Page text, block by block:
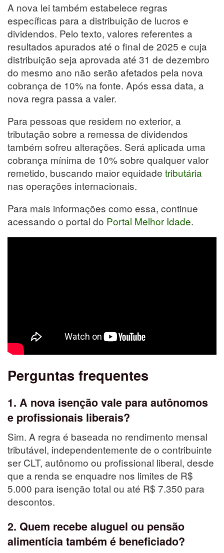
A nova lei também estabelece regras
específicas para a distribuição de lucros e
dividendos. Pelo texto, valores referentes a
resultados apurados até o final de 2025 e cuja
distribuição seja aprovada até 31 de dezembro
do mesmo ano não serão afetados pela nova
cobrança de 10% na fonte. Após essa data, a
nova regra passa a valer.
Para pessoas que residem no exterior, a
tributação sobre a remessa de dividendos
também sofreu alterações. Será aplicada uma
cobrança mínima de 10% sobre qualquer valor
remetido, buscando maior equidade tributária
nas operações internacionais.
Para mais informações como essa, continue
acessando o portal do Portal Melhor Idade.
Perguntas frequentes
1. A nova isenção vale para autônomos
e profissionais liberais?
Sim. A regra é baseada no rendimento mensal
tributável, independentemente de o contribuinte
ser CLT, autônomo ou profissional liberal, desde
que a renda se enquadre nos limites de R$
5.000 para isenção total ou até R$ 7.350 para
descontos.
2. Quem recebe aluguel ou pensão
alimentícia também é beneficiado?